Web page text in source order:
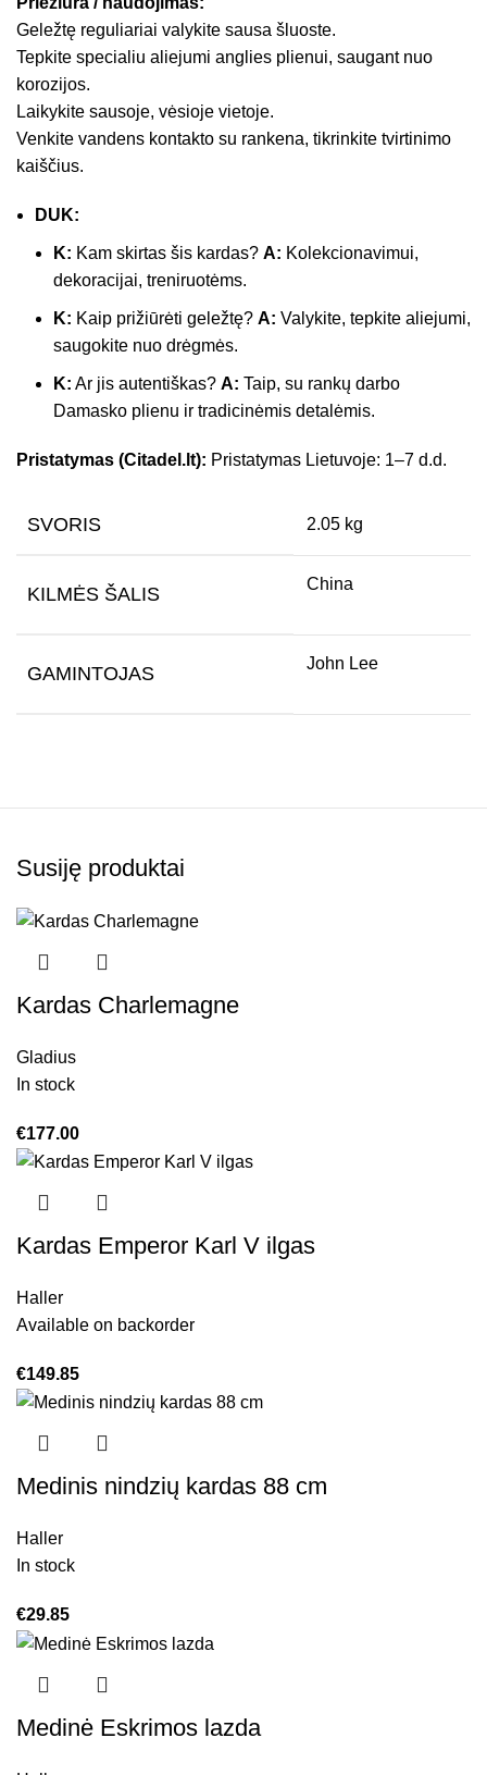
Geležtę reguliariai valykite sausa šluoste.
Tepkite specialiu aliejumi anglies plienui, saugant nuo
korozijos.
Laikykite sausoje, vėsioje vietoje.
Venkite vandens kontakto su rankena, tikrinkite tvirtinimo
kaiščius.
DUK:
K: Kam skirtas šis kardas? A: Kolekcionavimui,
dekoracijai, treniruotėms.
K: Kaip prižiūrėti geležtę? A: Valykite, tepkite aliejumi,
saugokite nuo drėgmės.
K: Ar jis autentiškas? A: Taip, su rankų darbo
Damasko plienu ir tradicinėmis detalėmis.
Pristatymas (Citadel.lt): Pristatymas Lietuvoje: 1–7 d.d.
SVORIS 2.05 kg
KILMĖS ŠALIS China
GAMINTOJAS John Lee
Susiję produktai
Kardas Charlemagne
Gladius
In stock
€177.00
Kardas Emperor Karl V ilgas
Haller
Available on backorder
€149.85
Medinis nindzių kardas 88 cm
Haller
In stock
€29.85
Medinė Eskrimos lazda